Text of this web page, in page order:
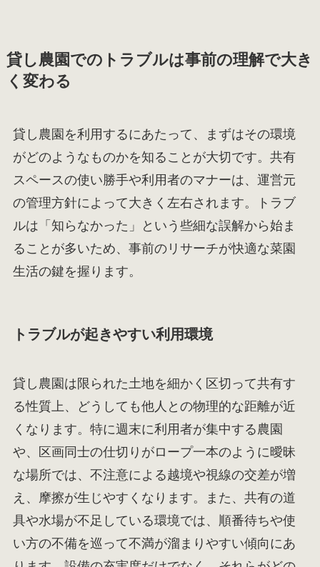
貸し農園でのトラブルは事前の理解で大き
く変わる
貸し農園を利用するにあたって、まずはその環境
がどのようなものかを知ることが大切です。共有
スペースの使い勝手や利用者のマナーは、運営元
の管理方針によって大きく左右されます。トラブ
ルは「知らなかった」という些細な誤解から始ま
ることが多いため、事前のリサーチが快適な菜園
生活の鍵を握ります。
トラブルが起きやすい利用環境
貸し農園は限られた土地を細かく区切って共有す
る性質上、どうしても他人との物理的な距離が近
くなります。特に週末に利用者が集中する農園
や、区画同士の仕切りがロープ一本のように曖昧
な場所では、不注意による越境や視線の交差が増
え、摩擦が生じやすくなります。また、共有の道
具や水場が不足している環境では、順番待ちや使
い方の不備を巡って不満が溜まりやすい傾向にあ